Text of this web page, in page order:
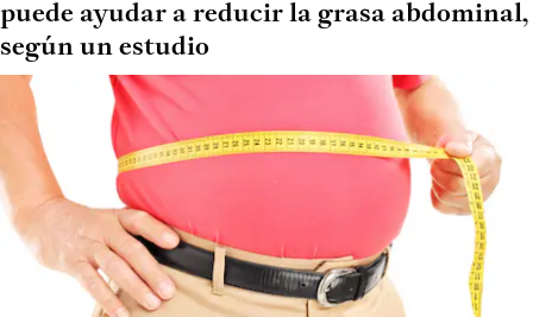
puede ayudar a reducir la grasa abdominal,
según un estudio